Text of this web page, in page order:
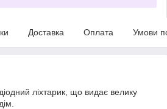
Доставка Оплата Умови
ліхтарик, що видає велику